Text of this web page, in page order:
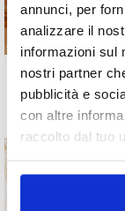
annunci, per
analizzare il
informazioni sul
nostri partner
pubblicità e
con altre
raccolto dal tuo
JEANS DILETTA
64,90 €